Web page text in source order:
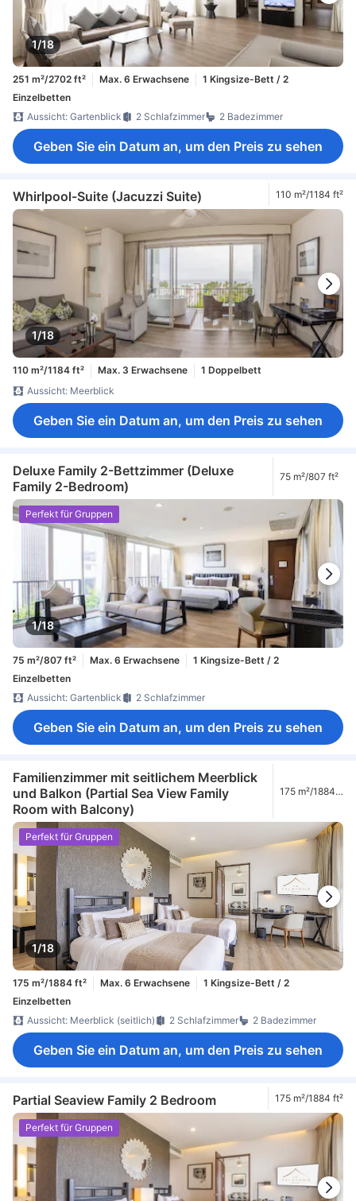
1/18
251 m²/2702 ft² Max. 6 Erwachsene
1 Kingsize-Bett / 2
Einzelbetten
Aussicht: Gartenblick
2 Schlafzimmer 2 Badezimmer
Geben Sie ein Datum an, um den Preis zu sehen
Whirlpool-Suite (Jacuzzi Suite) 110 m²/1184 ft²
1/18
110 m²/1184 ft² Max. 3 Erwachsene
1 Doppelbett
Aussicht: Meerblick
Geben Sie ein Datum an, um den Preis zu sehen
Deluxe Family 2-Bettzimmer (Deluxe
Family 2-Bedroom)
75 m²/807 ft²
1/18
Perfekt für Gruppen
75 m²/807 ft² Max. 6 Erwachsene
1 Kingsize-Bett / 2
Einzelbetten
Aussicht: Gartenblick
2 Schlafzimmer
Geben Sie ein Datum an, um den Preis zu sehen
Familienzimmer mit seitlichem Meerblick
und Balkon (Partial Sea View Family
Room with Balcony)
175 m²/1884
1/18
Perfekt für Gruppen
175 m²/1884 ft² Max. 6 Erwachsene
1 Kingsize-Bett / 2
Einzelbetten
Aussicht: Meerblick (seitlich)
2 Schlafzimmer 2 Badezimmer
Geben Sie ein Datum an, um den Preis zu sehen
Partial Seaview Family 2 Bedroom 175 m²/1884 ft²
Perfekt für Gruppen